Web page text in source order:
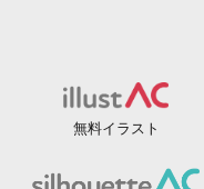
無料イラスト